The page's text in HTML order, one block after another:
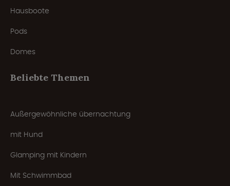
Hausboote
Pods
Domes
Beliebte Themen
Außergewöhnliche übernachtung
mit Hund
Glamping mit Kindern
Mit Schwimmbad